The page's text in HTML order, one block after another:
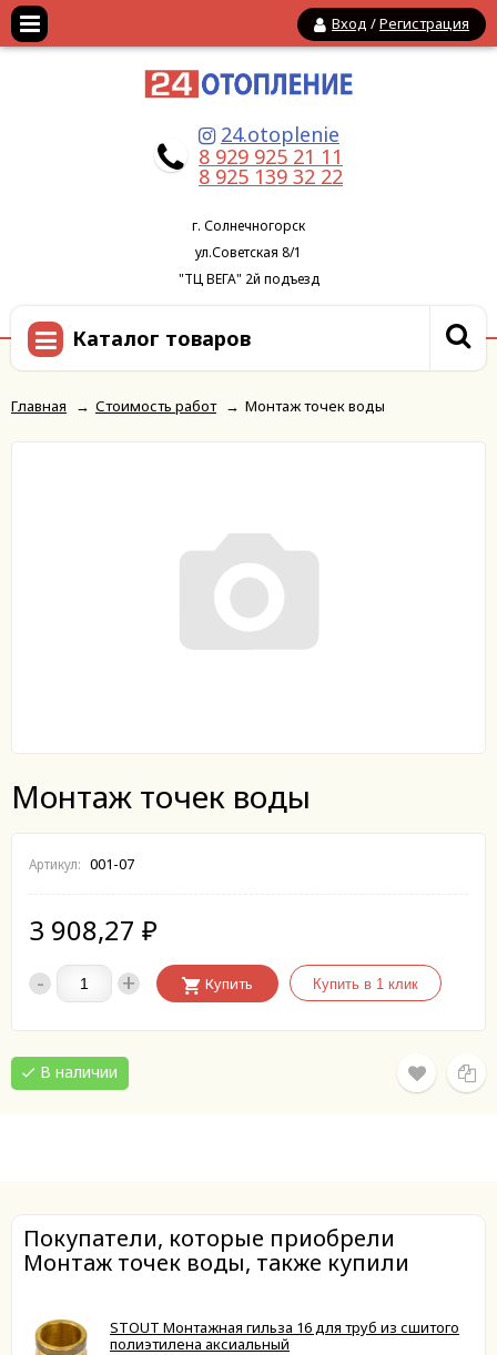
Вход /Регистрация
24.otoplenie
8 929 925 21 11
8 925 139 32 22
г. Солнечногорск
ул.Советская 8/1
"ТЦ ВЕГА" 2й подъезд
Каталог товаров
Главная → Стоимость работ → Монтаж точек воды
Монтаж точек воды
Артикул: 001-07
3 908,27 ₽
- + Купить
В наличии
Покупатели, которые приобрели
Монтаж точек воды, также купили
STOUT Монтажная гильза 16 для труб из сшитого
полиэтилена аксиальный